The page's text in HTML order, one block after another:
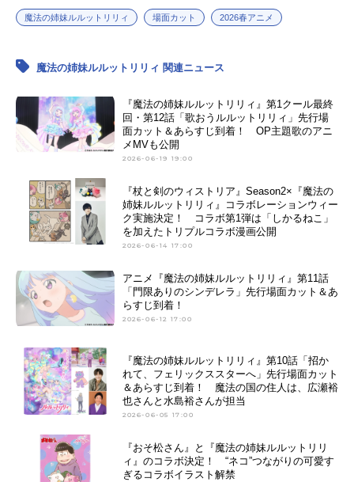
魔法の姉妹ルルットリリィ 場面カット 2026春アニメ
魔法の姉妹ルルットリリィ 関連ニュース
『魔法の姉妹ルルットリリィ』第1クール最終
回・第12話「歌おうルルットリリィ」先行場
面カット＆あらすじ到着！ OP主題歌のアニ
メMVも公開
2026-06-19 19:00
『杖と剣のウィストリア』Season2×『魔法の
姉妹ルルットリリィ』コラボレーションウィー
ク実施決定！ コラボ第1弾は「しかるねこ」
を加えたトリプルコラボ漫画公開
2026-06-14 17:00
アニメ『魔法の姉妹ルルットリリィ』第11話
「門限ありのシンデレラ」先行場面カット＆あ
らすじ到着！
2026-06-12 17:00
『魔法の姉妹ルルットリリィ』第10話「招か
れて、フェリックススターへ」先行場面カット
＆あらすじ到着！ 魔法の国の住人は、広瀬裕
也さんと水島裕さんが担当
2026-06-05 17:00
『おそ松さん』と『魔法の姉妹ルルットリリ
ィ』のコラボ決定！ “ネコ”つながりの可愛す
ぎるコラボイラスト解禁